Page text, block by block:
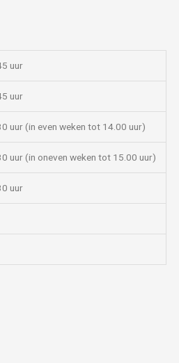
uur
uur
uur (in even weken tot 14.00 uur)
uur (in oneven weken tot 15.00 uur)
uur